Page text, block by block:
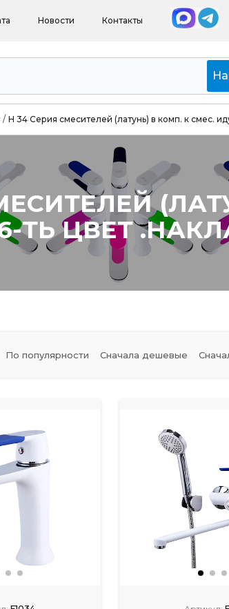
Новости Контакты
/ H 34 Серия смесителей (латунь) в комп. к смес.
ТЬ ЦВЕТ
По популярности Сначала дешевые